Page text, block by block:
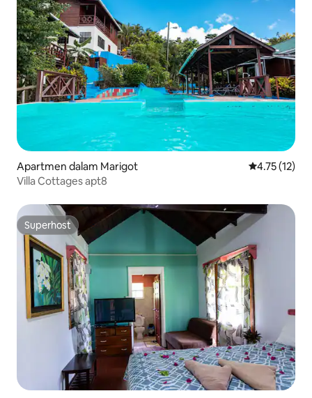
Apartmen dalam Marigot Penarafan
4.75 (12)
Villa Cottages apt8
Superhost
Superhost